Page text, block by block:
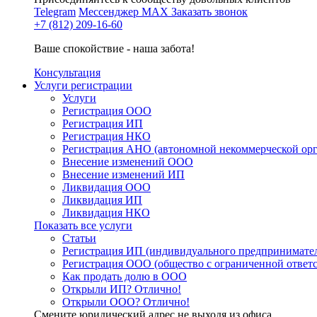
Telegram Мессенджер MAX Заказать звонок
+7 (812) 209-16-60
Ваше спокойствие - наша забота!
Консультация
Услуги регистрации
Услуги
Регистрация ООО
Регистрация ИП
Регистрация НКО
Регистрация АНО (автономной некоммерческой
Внесение изменений ООО
Внесение изменений ИП
Ликвидация ООО
Ликвидация ИП
Ликвидация НКО
Показать все услуги
Статьи
Регистрация ИП (индивидуального
Регистрация ООО (общество с ограниченной
Как продать долю в ООО
Открыли ИП? Отлично!
Открыли ООО? Отлично!
Смените юридический адрес не выходя из офиса